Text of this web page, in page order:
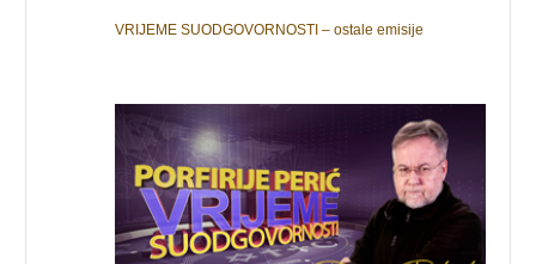
VRIJEME SUODGOVORNOSTI – ostale emisije